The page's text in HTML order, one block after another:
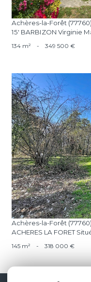
Achères-la-Forêt (77760)
15' BARBIZON Virginie
134 m² - 349 500 €
Achères-la-Forêt (77760)
ACHERES LA FORET
145 m² - 318 000 €